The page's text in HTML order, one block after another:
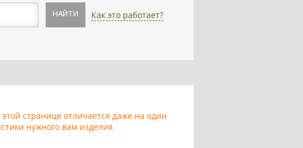
НАЙТИ Как это работает?
странице отличается даже на один
нужного вам изделия.